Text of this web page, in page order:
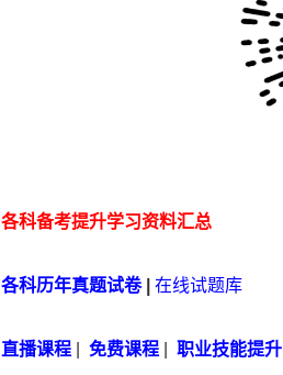
各科备考提升学习资料汇总
各科历年真题试卷| 在线试题库
直播课程 免费课程 职业技能提升